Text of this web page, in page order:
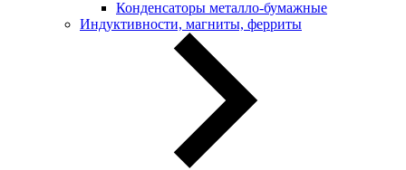
Конденсаторы металло-бумажные
Индуктивности, магниты, ферриты